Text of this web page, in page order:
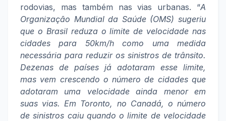
rodovias, mas também nas vias urbanas. “A
Organização Mundial da Saúde (OMS) sugeriu
que o Brasil reduza o limite de velocidade nas
cidades para 50km/h como uma medida
necessária para reduzir os sinistros de trânsito.
Dezenas de países já adotaram esse limite,
mas vem crescendo o número de cidades que
adotaram uma velocidade ainda menor em
suas vias. Em Toronto, no Canadá, o número
de sinistros caiu quando o limite de velocidade